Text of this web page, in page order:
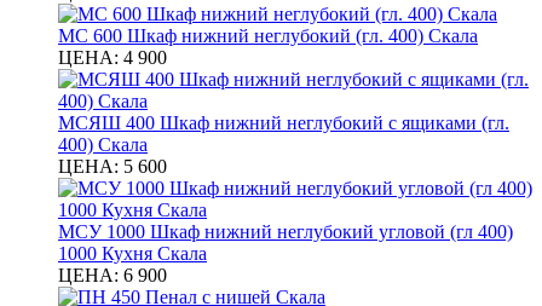
МС 600 Шкаф нижний неглубокий (гл. 400) Скала
ЦЕНА: 4 900
МСЯШ 400 Шкаф нижний неглубокий с ящиками (гл.
400) Скала
ЦЕНА: 5 600
МСУ 1000 Шкаф нижний неглубокий угловой (гл 400)
1000 Кухня Скала
ЦЕНА: 6 900